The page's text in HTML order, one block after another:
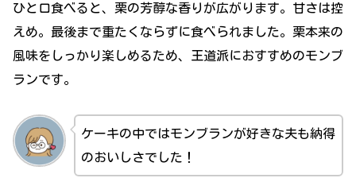
ひと口食べると、栗の芳醇な香りが広がります。甘さは控
えめ。最後まで重たくならずに食べられました。栗本来の
風味をしっかり楽しめるため、王道派におすすめのモンブ
ランです。
ケーキの中ではモンブランが好きな夫も納得
のおいしさでした！